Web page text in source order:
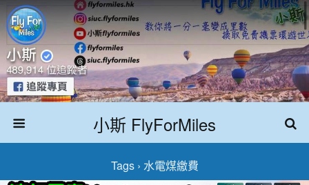
小斯 FlyForMiles
Tags › 水電煤繳費